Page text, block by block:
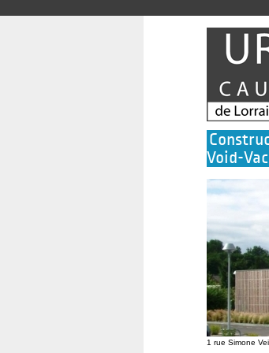
Void-
1 rue Simone